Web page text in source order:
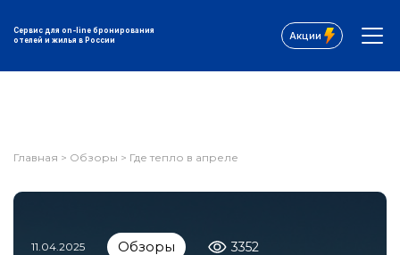
Сервис для on-line бронирования
отелей и жилья в России
Акции
Главная > Обзоры > Где тепло в апреле
11.04.2025 Обзоры
3352